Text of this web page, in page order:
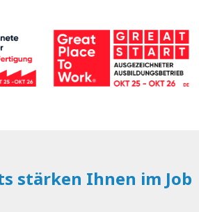
stärken Ihnen im Job